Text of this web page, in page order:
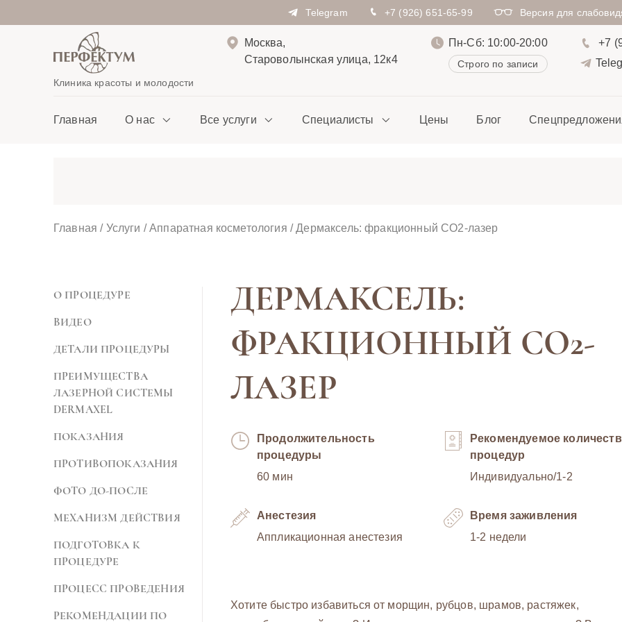
Telegram +7 (926) 651-65-99 Версия для
Клиника красоты и молодости
Москва,
Староволынская улица, 12к4
Пн-Сб: 10:00-20:00
Строго по записи
+7
Главная О нас Все услуги Специалисты Цены Блог
Главная / Услуги /Аппаратная косметология /Дермаксель: фракционный CO2-лазер
О ПРОЦЕДУРЕ
ВИДЕО
ДЕТАЛИ ПРОЦЕДУРЫ
ПРЕИМУЩЕСТВА
ЛАЗЕРНОЙ СИСТЕМЫ
DERMAXEL
ПОКАЗАНИЯ
ПРОТИВОПОКАЗАНИЯ
ФОТО ДО-ПОСЛЕ
МЕХАНИЗМ ДЕЙСТВИЯ
ПОДГОТОВКА К
ПРОЦЕДУРЕ
ПРОЦЕСС ПРОВЕДЕНИЯ
РЕКОМЕНДАЦИИ ПО
ДЕРМАКСЕЛЬ:
ФРАКЦИОННЫЙ CO2-
ЛАЗЕР
Продолжительность
процедуры
60 мин
Рекомендуемое
процедур
Индивидуально/1-2
Анестезия
Аппликационная анестезия
Время заживления
1-2 недели
Хотите быстро избавиться от морщин, рубцов, шрамов, растяжек,